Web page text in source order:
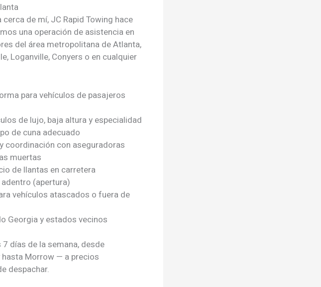
de mí, JC Rapid Towing hace
una operación de asistencia en
del área metropolitana de Atlanta,
Loganville, Conyers o en cualquier
para vehículos de pasajeros
de lujo, baja altura y especialidad
de cuna adecuado
coordinación con aseguradoras
muertas
de llantas en carretera
(apertura)
vehículos atascados o fuera de
Georgia y estados vecinos
días de la semana, desde
Morrow — a precios
despachar.